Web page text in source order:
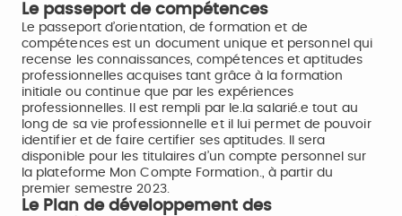
Le passeport de compétences
Le passeport d’orientation, de formation et de
compétences est un document unique et personnel qui
recense les connaissances, compétences et aptitudes
professionnelles acquises tant grâce à la formation
initiale ou continue que par les expériences
professionnelles. Il est rempli par le.la salarié.e tout au
long de sa vie professionnelle et il lui permet de pouvoir
identifier et de faire certifier ses aptitudes. Il sera
disponible pour les titulaires d’un compte personnel sur
la plateforme Mon Compte Formation., à partir du
premier semestre 2023.
Le Plan de développement des